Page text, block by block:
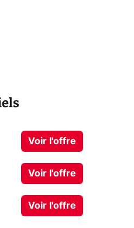
Voir l'offre
Voir l'offre
Voir l'offre